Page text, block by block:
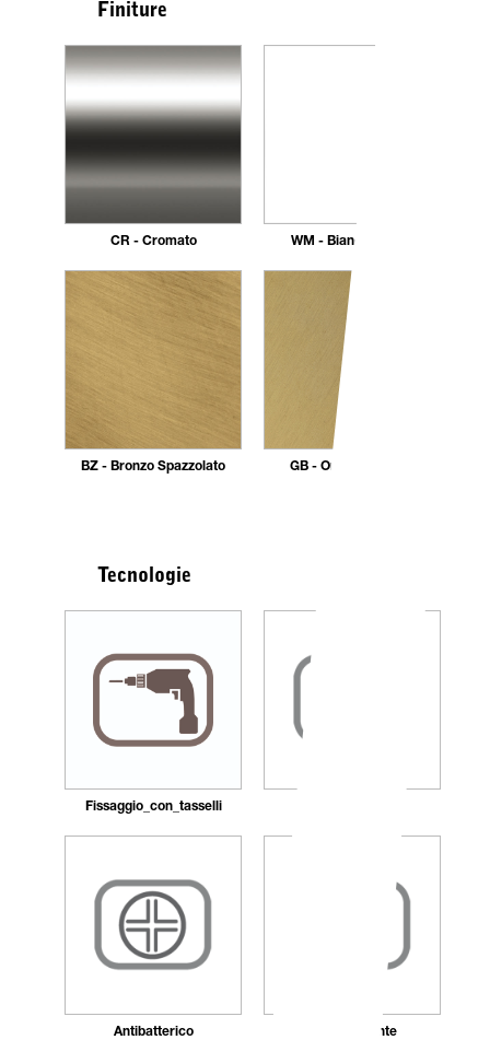
Finiture
CR - Cromato WM - Bianco Opaco
BZ - Bronzo Spazzolato GB - Oro Spazzolato
Tecnologie
Fissaggio_con_tasselli
Antibatterico Autocentrante